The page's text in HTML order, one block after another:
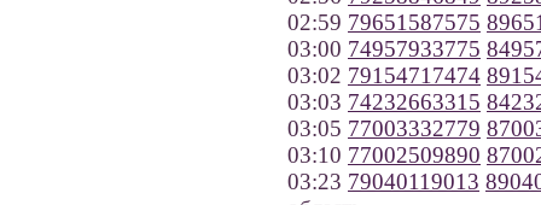
02:59 79651587575
03:00 74957933775
03:02 79154717474
03:03 74232663315
03:05 77003332779
03:10 77002509890
03:23 79040119013